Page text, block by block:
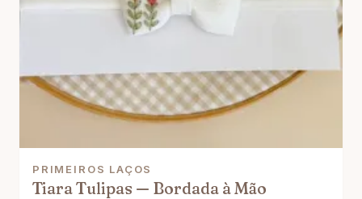
PRIMEIROS LAÇOS
Tiara Tulipas — Bordada à Mão